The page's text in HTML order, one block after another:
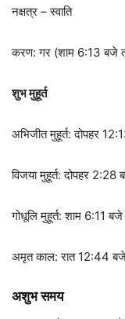
नक्षत्र – स्वाति
करण: गर (शाम 6:13 बजे
शुभ मुहूर्त
अभिजीत मुहूर्त: दोपहर
विजया मुहूर्त: दोपहर
गोधूलि मुहूर्त: शाम 6:11
अमृत काल: रात 12:44
अशुभ समय